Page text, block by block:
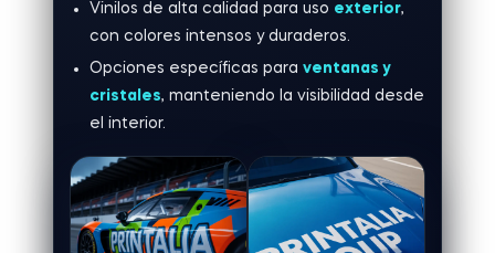
Vinilos de alta calidad para uso exterior,
con colores intensos y duraderos.
Opciones específicas para ventanas y
cristales, manteniendo la visibilidad desde
el interior.